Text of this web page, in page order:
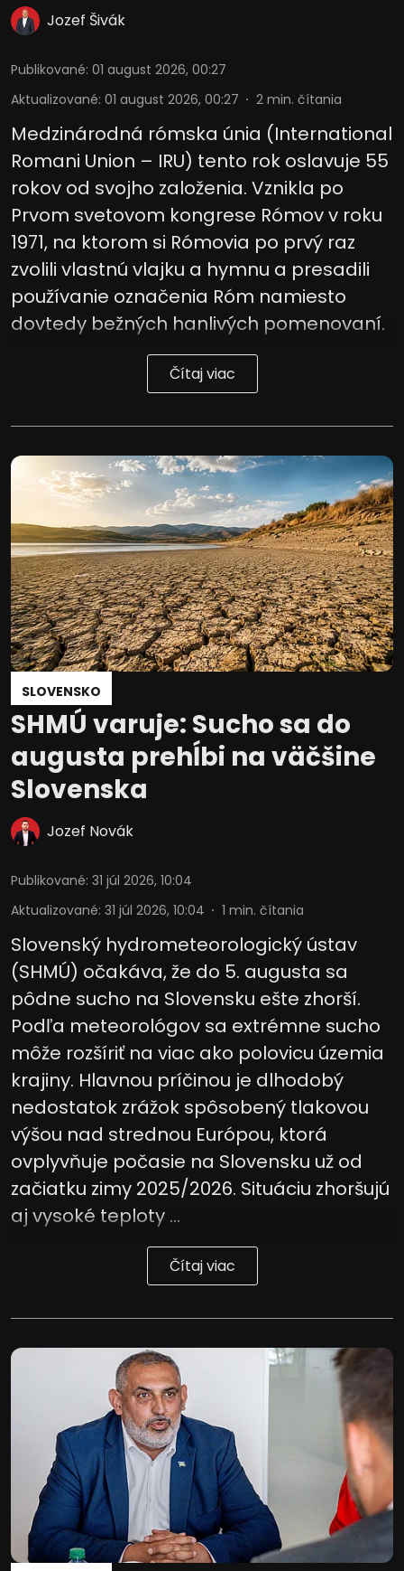
Jozef Šivák
Publikované: 01 august 2026, 00:27
Aktualizované: 01 august 2026, 00:27 2 min. čítania
Medzinárodná rómska únia (International
Romani Union – IRU) tento rok oslavuje 55
rokov od svojho založenia. Vznikla po
Prvom svetovom kongrese Rómov v roku
1971, na ktorom si Rómovia po prvý raz
zvolili vlastnú vlajku a hymnu a presadili
používanie označenia Róm namiesto
dovtedy bežných hanlivých pomenovaní.
Čítaj viac
SLOVENSKO
SHMÚ varuje: Sucho sa do
augusta prehĺbi na väčšine
Slovenska
Jozef Novák
Publikované: 31 júl 2026, 10:04
Aktualizované: 31 júl 2026, 10:04 1 min. čítania
Slovenský hydrometeorologický ústav
(SHMÚ) očakáva, že do 5. augusta sa
pôdne sucho na Slovensku ešte zhorší.
Podľa meteorológov sa extrémne sucho
môže rozšíriť na viac ako polovicu územia
krajiny. Hlavnou príčinou je dlhodobý
nedostatok zrážok spôsobený tlakovou
výšou nad strednou Európou, ktorá
ovplyvňuje počasie na Slovensku už od
začiatku zimy 2025/2026. Situáciu zhoršujú
aj vysoké teploty ...
Čítaj viac
Vývoj a zlepšovanie služieb
Použitie obmedzených údajov na výber
geografickej polohe
Identifikácia zariadení na základe
aktívne vyžiadaných informácií
Účely spracovania, ktoré nie sú v kompetencii IAB:
Potrebný